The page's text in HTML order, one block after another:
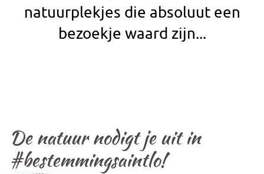
natuurplekjes die absoluut een
bezoekje waard zijn...
De natuur nodigt je uit in
#bestemmingsaintlo!